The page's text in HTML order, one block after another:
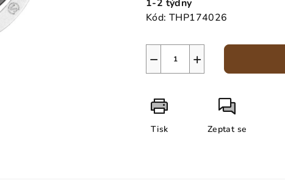
1-2 týdny
Kód: THP174026
+
−
Tisk Zeptat se